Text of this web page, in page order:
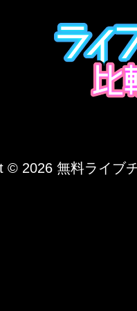
© 2026 無料ライブ